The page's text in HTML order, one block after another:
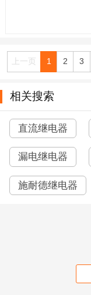
上一页 1 2 3
相关搜索
直流继电器
漏电继电器
施耐德继电器